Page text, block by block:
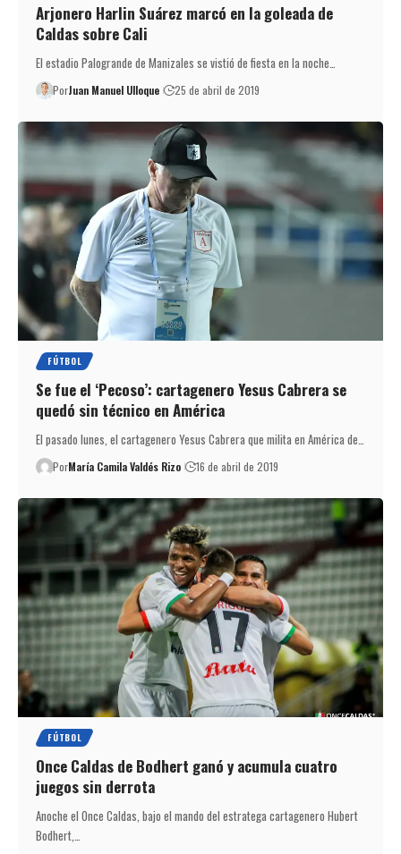
Arjonero Harlin Suárez marcó en la goleada de
Caldas sobre Cali
El estadio Palogrande de Manizales se vistió de fiesta en la noche…
PorJuan Manuel Ulloque 25 de abril de 2019
FÚTBOL
Se fue el ‘Pecoso’: cartagenero Yesus Cabrera se
quedó sin técnico en América
El pasado lunes, el cartagenero Yesus Cabrera que milita en América de…
PorMaría Camila Valdés Rizo 16 de abril de 2019
FÚTBOL
Once Caldas de Bodhert ganó y acumula cuatro
juegos sin derrota
Anoche el Once Caldas, bajo el mando del estratega cartagenero Hubert
Bodhert,…